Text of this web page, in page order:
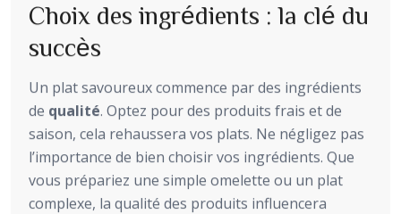
Choix des ingrédients : la clé du
succès
Un plat savoureux commence par des ingrédients
de qualité. Optez pour des produits frais et de
saison, cela rehaussera vos plats. Ne négligez pas
l’importance de bien choisir vos ingrédients. Que
vous prépariez une simple omelette ou un plat
complexe, la qualité des produits influencera